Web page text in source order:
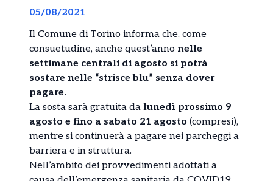
05/08/2021
Il Comune di Torino informa che, come
consuetudine, anche quest’anno nelle
settimane centrali di agosto si potrà
sostare nelle “strisce blu” senza dover
pagare.
La sosta sarà gratuita da lunedì prossimo 9
agosto e fino a sabato 21 agosto (compresi),
mentre si continuerà a pagare nei parcheggi a
barriera e in struttura.
Nell’ambito dei provvedimenti adottati a